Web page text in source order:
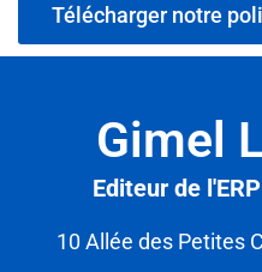
Télécharger notre
Gimel
Editeur de
10 Allée des Petites